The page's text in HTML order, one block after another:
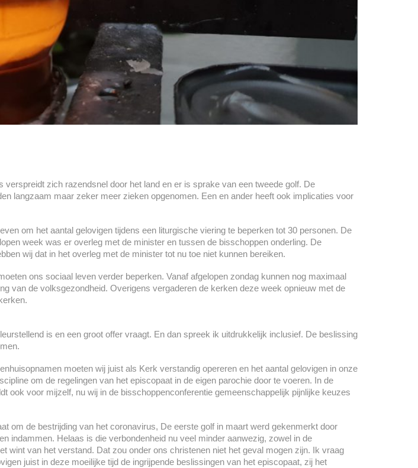
zich razendsnel door het land en er is sprake van een tweede golf. De
langzaam maar zeker meer zieken opgenomen. Een en ander heeft ook implicaties voor
om het aantal gelovigen tijdens een liturgische viering te beperken tot 30 personen. De
week was er overleg met de minister en tussen de bisschoppen onderling. De
wij dat in het overleg met de minister tot nu toe niet kunnen bereiken.
ons sociaal leven verder beperken. Vanaf afgelopen zondag kunnen nog maximaal
van de volksgezondheid. Overigens vergaderen de kerken deze week opnieuw met de
is en een groot offer vraagt. En dan spreek ik uitdrukkelijk inclusief. De beslissing
moeten wij juist als Kerk verstandig opereren en het aantal gelovigen in onze
om de regelingen van het episcopaat in de eigen parochie door te voeren. In de
ook voor mijzelf, nu wij in de bisschoppenconferentie gemeenschappelijk pijnlijke keuzes
om de bestrijding van het coronavirus, De eerste golf in maart werd gekenmerkt door
indammen. Helaas is die verbondenheid nu veel minder aanwezig, zowel in de
wint van het verstand. Dat zou onder ons christenen niet het geval mogen zijn. Ik vraag
juist in deze moeilijke tijd de ingrijpende beslissingen van het episcopaat, zij het